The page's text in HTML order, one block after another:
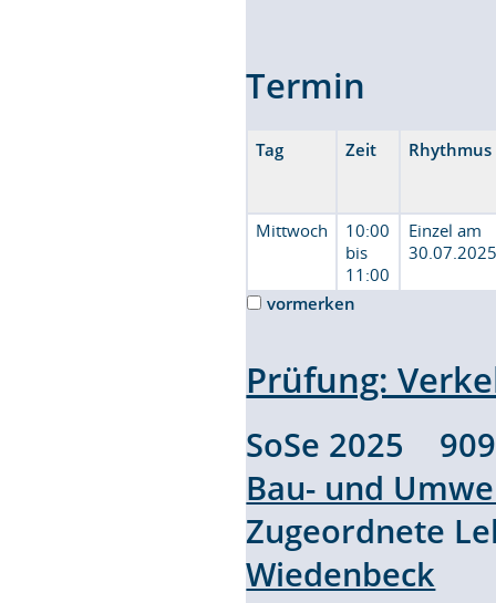
Termin
Tag Zeit Rhythmus
Mittwoch
10:00
bis
11:00
Einzel am
vormerken
Prüfung:
SoSe 2025
Bau- und
Zugeordnete
Wiedenbeck